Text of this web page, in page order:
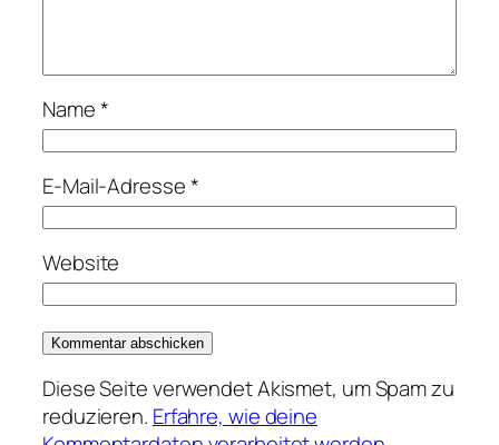
Name*
E-Mail-Adresse*
Website
Diese Seite verwendet Akismet, um Spam zu
reduzieren. Erfahre, wie deine